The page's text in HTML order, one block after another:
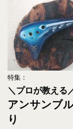
特集：
＼プロが教える
アンサンブ
り